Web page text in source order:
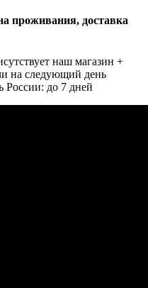
проживания, доставка
наш магазин +
на следующий день
России: до 7 дней